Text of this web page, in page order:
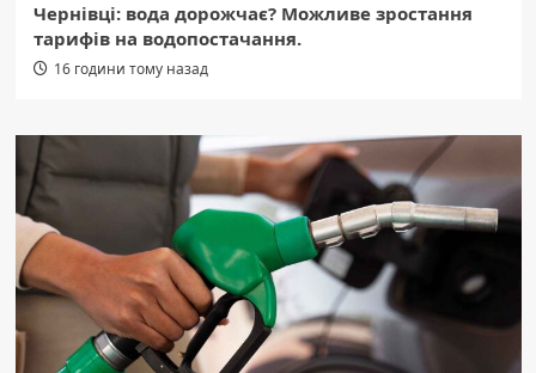
Чернівці: вода дорожчає? Можливе зростання
тарифів на водопостачання.
16 години тому назад